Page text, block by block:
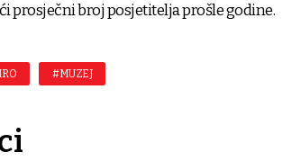
prosječni broj posjetitelja prošle godine.
#MUZEJ